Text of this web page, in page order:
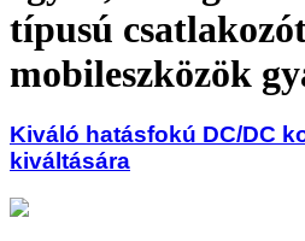
típusú
mobileszközök
Kiváló hatásfokú DC/DC
kiváltására